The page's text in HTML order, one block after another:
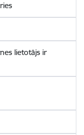
lietotājs ir